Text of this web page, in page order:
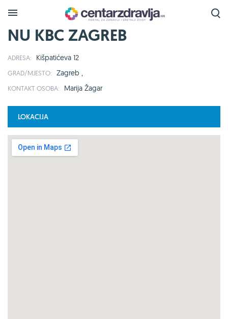
NU KBC ZAGREB
ADRESA: Kišpatićeva 12
GRAD/MJESTO: Zagreb ,
KONTAKT OSOBA: Marija Žagar
LOKACIJA